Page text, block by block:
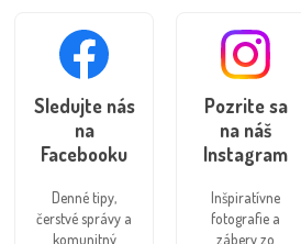
Sledujte nás
na
Facebooku
Denné tipy,
čerstvé správy a
komunitný
Pozrite sa
na náš
Instagram
Inšpiratívne
fotografie a
zábery zo